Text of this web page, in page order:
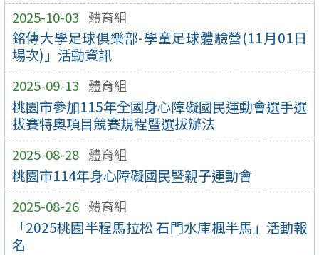
2025-10-03 體育組
銘傳大學足球俱樂部-學童足球體驗營(11月01日
場次)」活動資訊
2025-09-13 體育組
桃園市參加115年全國身心障礙國民運動會選手選
拔賽特奧項目競賽規程暨選拔辦法
2025-08-28 體育組
桃園市114年身心障礙國民暨親子運動會
2025-08-26 體育組
「2025桃園半程馬拉松 石門水庫楓半馬」活動報
名